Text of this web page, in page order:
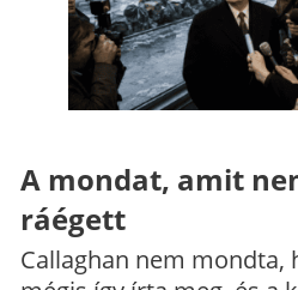
A mondat, amit
ráégett
Callaghan nem mondta,